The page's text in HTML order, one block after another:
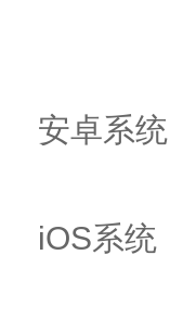
安卓系
iOS系统